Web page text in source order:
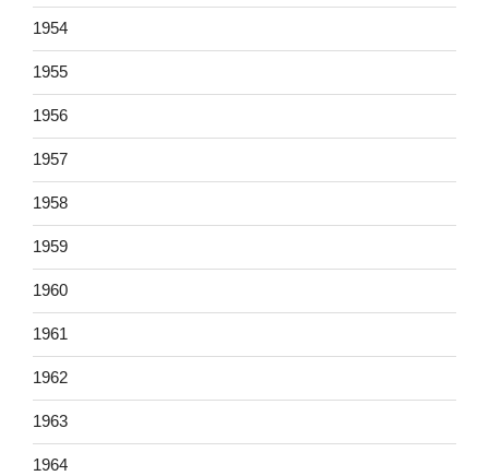
1954
1955
1956
1957
1958
1959
1960
1961
1962
1963
1964